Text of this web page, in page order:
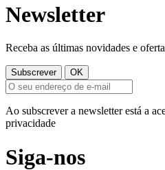
Newsletter
Receba as últimas novidades e
Ao subscrever a newsletter está a
privacidade
Siga-nos